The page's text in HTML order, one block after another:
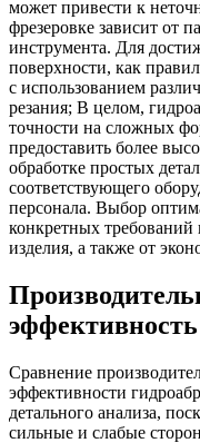
может привести к
фрезеровке зависит от
инструмента. Для
поверхности, как
с использованием
резания; В целом,
точности на сложных
предоставить более
обработке простых
соответствующего
персонала. Выбор
конкретных требований
изделия, а также от
эффективность
Сравнение
эффективности
детального анализа,
сильные и слабые